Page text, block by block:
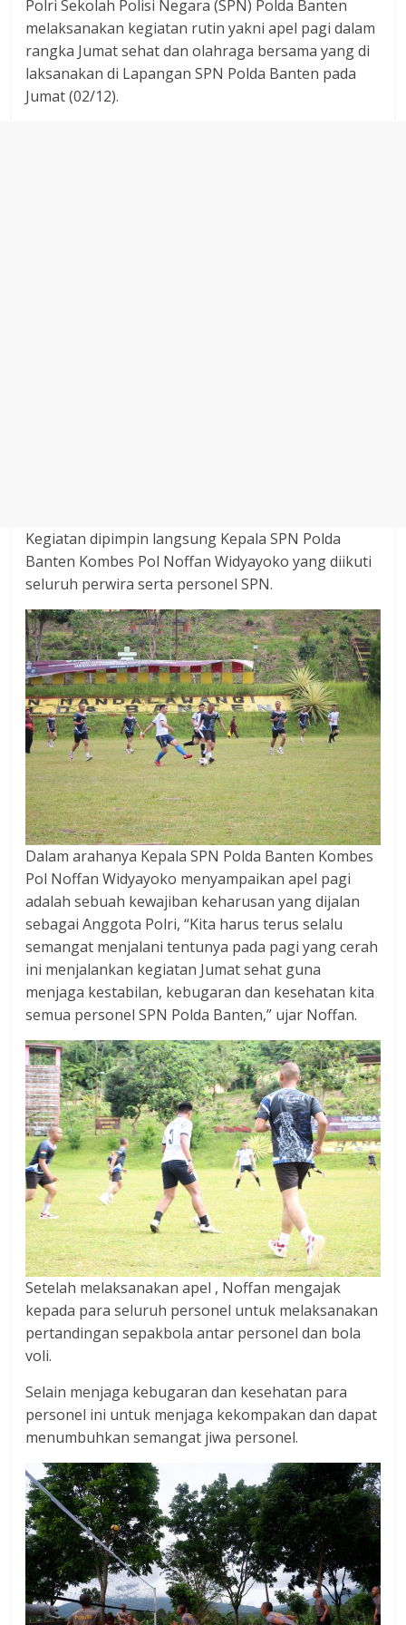
dan
berimbang.
Polri Sekolah Polisi Negara (SPN) Polda Banten
melaksanakan kegiatan rutin yakni apel pagi dalam
rangka Jumat sehat dan olahraga bersama yang di
laksanakan di Lapangan SPN Polda Banten pada
Jumat (02/12).
Kegiatan dipimpin langsung Kepala SPN Polda
Banten Kombes Pol Noffan Widyayoko yang diikuti
seluruh perwira serta personel SPN.
Dalam arahanya Kepala SPN Polda Banten Kombes
Pol Noffan Widyayoko menyampaikan apel pagi
adalah sebuah kewajiban keharusan yang dijalan
sebagai Anggota Polri, “Kita harus terus selalu
semangat menjalani tentunya pada pagi yang cerah
ini menjalankan kegiatan Jumat sehat guna
menjaga kestabilan, kebugaran dan kesehatan kita
semua personel SPN Polda Banten,” ujar Noffan.
Setelah melaksanakan apel , Noffan mengajak
kepada para seluruh personel untuk melaksanakan
pertandingan sepakbola antar personel dan bola
voli.
Selain menjaga kebugaran dan kesehatan para
personel ini untuk menjaga kekompakan dan dapat
menumbuhkan semangat jiwa personel.